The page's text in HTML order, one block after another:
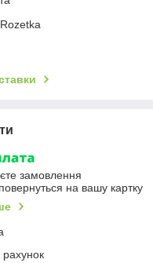
замовлення
на вашу картку